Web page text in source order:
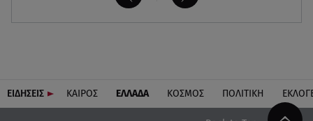
ΕΙΔΗΣΕΙΣ ΚΑΙΡΟΣ ΕΛΛΑΔΑ ΚΟΣΜΟΣ ΠΟΛΙΤΙΚΗ